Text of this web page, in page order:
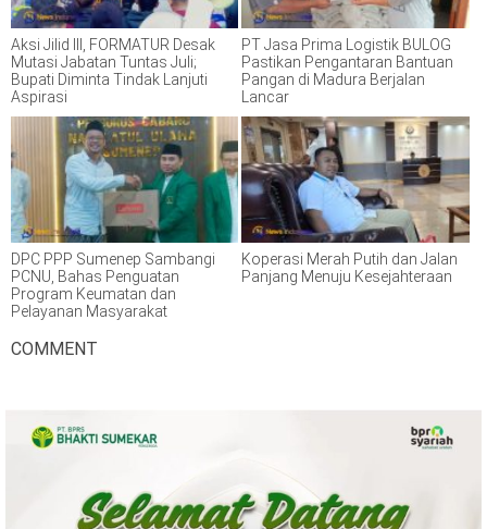
Aksi Jilid III, FORMATUR Desak
Mutasi Jabatan Tuntas Juli;
Bupati Diminta Tindak Lanjuti
Aspirasi
PT Jasa Prima Logistik BULOG
Pastikan Pengantaran Bantuan
Pangan di Madura Berjalan
Lancar
DPC PPP Sumenep Sambangi
PCNU, Bahas Penguatan
Program Keumatan dan
Pelayanan Masyarakat
Koperasi Merah Putih dan Jalan
Panjang Menuju Kesejahteraan
COMMENT